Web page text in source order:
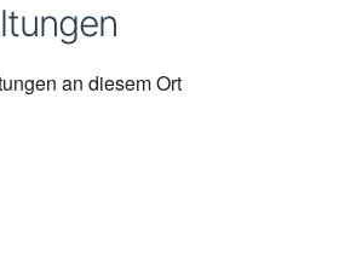
an diesem Ort